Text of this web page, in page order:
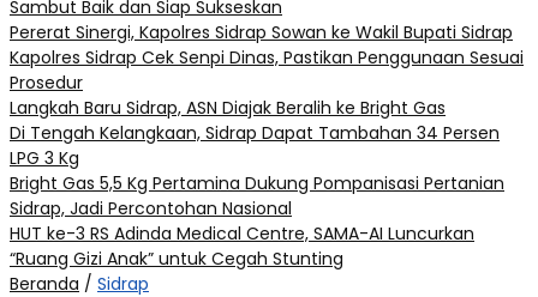
Sambut Baik dan Siap Sukseskan
Pererat Sinergi, Kapolres Sidrap Sowan ke Wakil Bupati Sidrap
Kapolres Sidrap Cek Senpi Dinas, Pastikan Penggunaan Sesuai
Prosedur
Langkah Baru Sidrap, ASN Diajak Beralih ke Bright Gas
Di Tengah Kelangkaan, Sidrap Dapat Tambahan 34 Persen
LPG 3 Kg
Bright Gas 5,5 Kg Pertamina Dukung Pompanisasi Pertanian
Sidrap, Jadi Percontohan Nasional
HUT ke-3 RS Adinda Medical Centre, SAMA-AI Luncurkan
“Ruang Gizi Anak” untuk Cegah Stunting
Beranda / Sidrap